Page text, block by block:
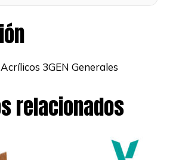
3GEN Generales
relacionados